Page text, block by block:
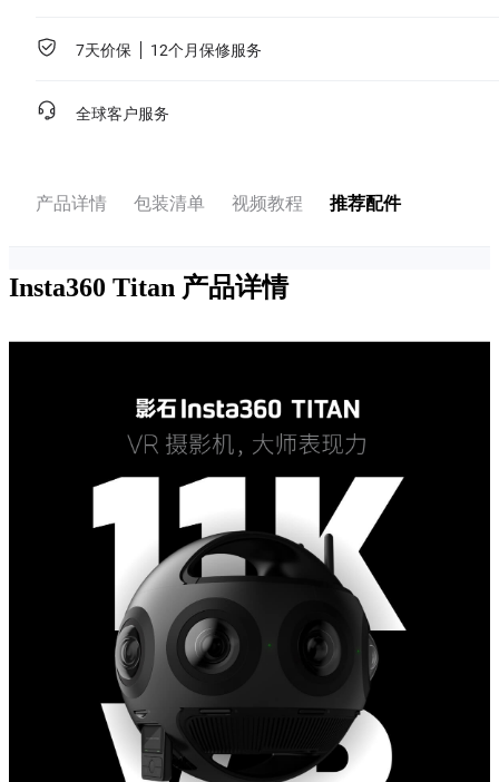
7天价保 12个月保修服务
全球客户服务
产品详情 包装清单 视频教程 推荐配件
Insta360 Titan 产品详情